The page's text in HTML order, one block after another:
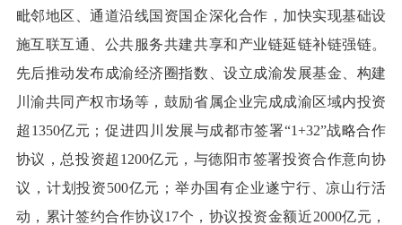
毗邻地区、通道沿线国资国企深化合作，加快实现基础设
施互联互通、公共服务共建共享和产业链延链补链强链。
先后推动发布成渝经济圈指数、设立成渝发展基金、构建
川渝共同产权市场等，鼓励省属企业完成成渝区域内投资
超1350亿元；促进四川发展与成都市签署“1+32”战略合作
协议，总投资超1200亿元，与德阳市签署投资合作意向协
议，计划投资500亿元；举办国有企业遂宁行、凉山行活
动，累计签约合作协议17个，协议投资金额近2000亿元，